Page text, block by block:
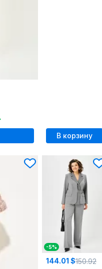
В корзину
-5%
144.01 $150.92